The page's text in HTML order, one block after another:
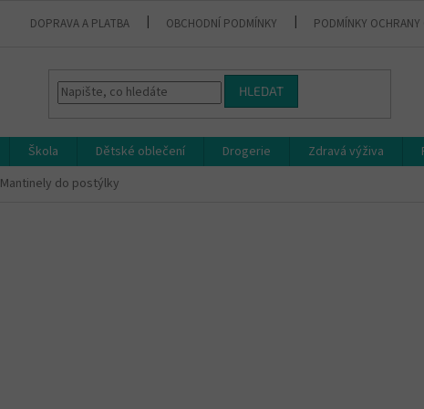
DOPRAVA A PLATBA OBCHODNÍ PODMÍNKY PODMÍNKY OCHRANY
HLEDAT
Škola Dětské oblečení Drogerie Zdravá výživa
Mantinely do postýlky